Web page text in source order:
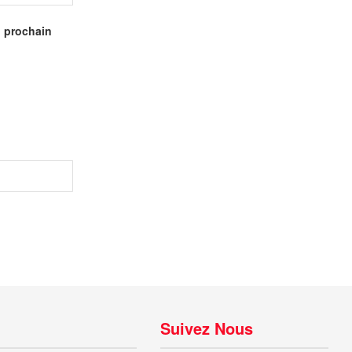
prochain
Suivez Nous